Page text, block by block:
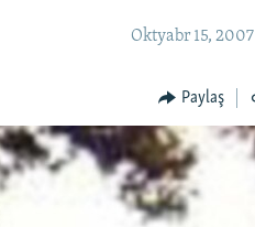
Oktyabr 15, 2007
Paylaş